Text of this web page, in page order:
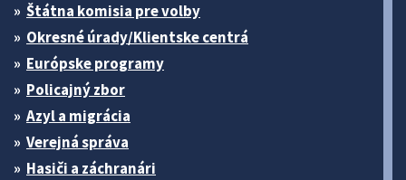
Štátna komisia pre volby
Okresné úrady/Klientske centrá
Európske programy
Policajný zbor
Azyl a migrácia
Verejná správa
Hasiči a záchranári